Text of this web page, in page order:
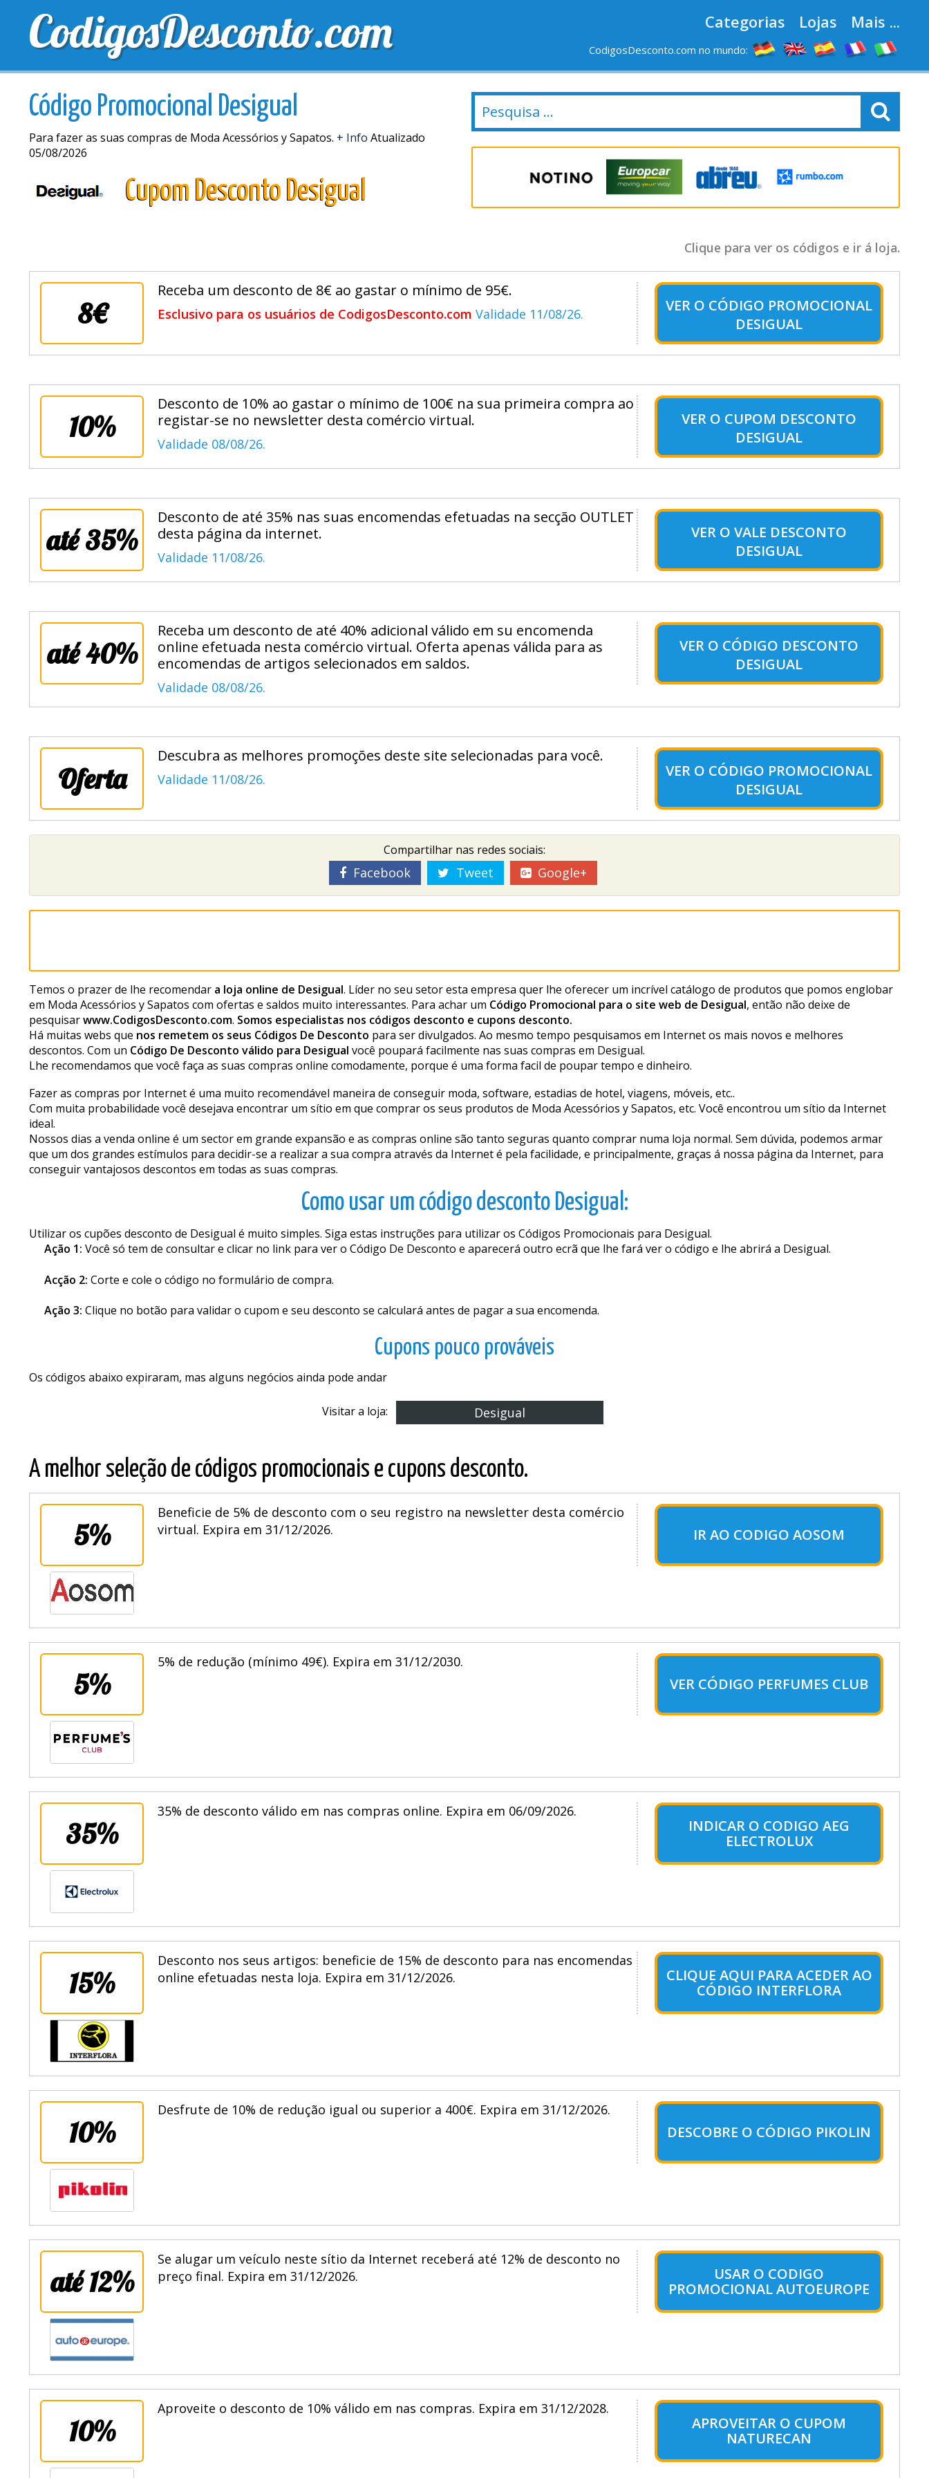
CodigosDesconto.com Categorias Lojas Mais ...
CodigosDesconto.com no mundo:
MELHORES CUPONS CUPONS EXCLUSIVOS ENVIO GRÁTIS NOVAS LOJAS
Código Promocional Desigual
Para fazer as suas compras de Moda Acessórios y Sapatos. + Info Atualizado
05/08/2026
Cupom Desconto Desigual
Clique para ver os códigos e ir á loja.
8€
Receba um desconto de 8€ ao gastar o mínimo de 95€.
Esclusivo para os usuários de CodigosDesconto.com Validade 11/08/26. VER O CÓDIGO PROMOCIONAL
DESIGUAL
10%
Desconto de 10% ao gastar o mínimo de 100€ na sua primeira compra ao
registar-se no newsletter desta comércio virtual.
Validade 08/08/26.
VER O CUPOM DESCONTO
DESIGUAL
até 35%
Desconto de até 35% nas suas encomendas efetuadas na secção OUTLET
desta página da internet.
Validade 11/08/26.
VER O VALE DESCONTO
DESIGUAL
até 40%
Receba um desconto de até 40% adicional válido em su encomenda
online efetuada nesta comércio virtual. Oferta apenas válida para as
encomendas de artigos selecionados em saldos.
Validade 08/08/26.
VER O CÓDIGO DESCONTO
DESIGUAL
Oferta
Descubra as melhores promoções deste site selecionadas para você.
Validade 11/08/26. VER O CÓDIGO PROMOCIONAL
DESIGUAL
Compartilhar nas redes sociais:
Facebook Tweet Google+
Temos o prazer de lhe recomendar a loja online de Desigual. Líder no seu setor esta empresa quer lhe oferecer um incrível catálogo de produtos que pomos englobar
em Moda Acessórios y Sapatos com ofertas e saldos muito interessantes. Para achar um Código Promocional para o site web de Desigual, então não deixe de
pesquisarwww.CodigosDesconto.com. Somos especialistas nos códigos desconto e cupons desconto.
Há muitas webs que nos remetem os seus Códigos De Desconto para ser divulgados. Ao mesmo tempo pesquisamos em Internet os mais novos e melhores
descontos. Com un Código De Desconto válido para Desigual você poupará facilmente nas suas compras em Desigual.
Lhe recomendamos que você faça as suas compras online comodamente, porque é uma forma facil de poupar tempo e dinheiro.
Fazer as compras por Internet é uma muito recomendável maneira de conseguir moda, software, estadias de hotel, viagens, móveis, etc..
Com muita probabilidade você desejava encontrar um sítio em que comprar os seus produtos de Moda Acessórios y Sapatos, etc. Você encontrou um sítio da Internet
ideal.
Nossos dias a venda online é um sector em grande expansão e as compras online são tanto seguras quanto comprar numa loja normal. Sem dúvida, podemos afirmar
que um dos grandes estímulos para decidir-se a realizar a sua compra através da Internet é pela facilidade, e principalmente, graças á nossa página da Internet, para
conseguir vantajosos descontos em todas as suas compras.
Como usar um código desconto Desigual:
Utilizar os cupões desconto de Desigual é muito simples. Siga estas instruções para utilizar os Códigos Promocionais para Desigual.
Ação 1: Você só tem de consultar e clicar no link para ver o Código De Desconto e aparecerá outro ecrã que lhe fará ver o código e lhe abrirá a Desigual.
Acção 2: Corte e cole o código no formulário de compra.
Ação 3: Clique no botão para validar o cupom e seu desconto se calculará antes de pagar a sua encomenda.
Cupons pouco prováveis
Os códigos abaixo expiraram, mas alguns negócios ainda pode andar
Visitar a loja: Desigual
A melhor seleção de códigos promocionais e cupons desconto.
5%
Beneficie de 5% de desconto com o seu registro na newsletter desta comércio
virtual. Expira em 31/12/2026.
IR AO CODIGO AOSOM
5%
5% de redução (mínimo 49€). Expira em 31/12/2030.
VER CÓDIGO PERFUMES CLUB
35%
35% de desconto válido em nas compras online. Expira em 06/09/2026.
INDICAR O CODIGO AEG
ELECTROLUX
15%
Desconto nos seus artigos: beneficie de 15% de desconto para nas encomendas
online efetuadas nesta loja. Expira em 31/12/2026.
CLIQUE AQUI PARA ACEDER AO
CÓDIGO INTERFLORA
10%
Desfrute de 10% de redução igual ou superior a 400€. Expira em 31/12/2026.
DESCOBRE O CÓDIGO PIKOLIN
até 12%
Se alugar um veículo neste sítio da Internet receberá até 12% de desconto no
preço final. Expira em 31/12/2026.
USAR O CODIGO
PROMOCIONAL AUTOEUROPE
10%
Aproveite o desconto de 10% válido em nas compras. Expira em 31/12/2028.
APROVEITAR O CUPOM
NATURECAN